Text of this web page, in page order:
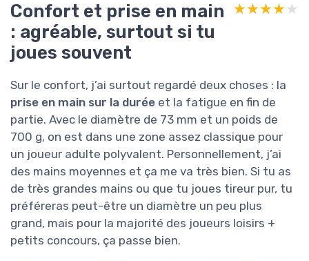
Confort et prise en main
: agréable, surtout si tu
joues souvent
★★★★★
★★★★★
Sur le confort, j’ai surtout regardé deux choses : la
prise en main sur la durée et la fatigue en fin de
partie. Avec le diamètre de 73 mm et un poids de
700 g, on est dans une zone assez classique pour
un joueur adulte polyvalent. Personnellement, j’ai
des mains moyennes et ça me va très bien. Si tu as
de très grandes mains ou que tu joues tireur pur, tu
préféreras peut-être un diamètre un peu plus
grand, mais pour la majorité des joueurs loisirs +
petits concours, ça passe bien.